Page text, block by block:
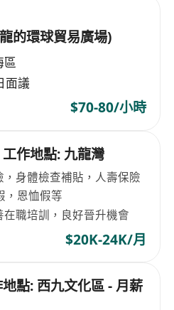
的環球貿易廣場)
區
面議
$70-80/小時
作地點: 九龍灣
身體檢查補貼，人壽保險
，恩恤假等
職培訓，良好晉升機會
$20K-24K/月
點: 西九文化區 - 月薪